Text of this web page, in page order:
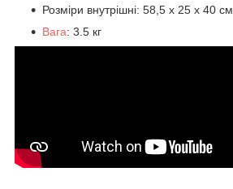
Розміри внутрішні: 58,5 х 25 х 40 см
Вага: 3.5 кг